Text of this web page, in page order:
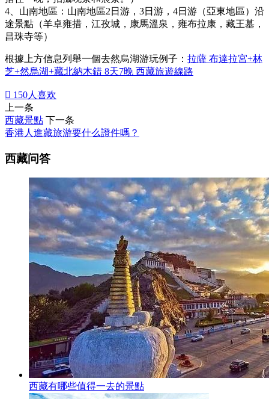
4、山南地區：山南地區2日游，3日游，4日游（亞東地區）沿
途景點（羊卓雍措，江孜城，康馬溫泉，雍布拉康，藏王墓，
昌珠寺等）
根據上方信息列舉一個去然烏湖游玩例子： 拉薩 布達拉宮+林
芝+然烏湖+藏北納木錯 8天7晚 西藏旅遊線路
 150人喜欢
上一条
西藏景點 下一条
香港人進藏旅游要什么證件嗎？
西藏问答
西藏有哪些值得一去的景點